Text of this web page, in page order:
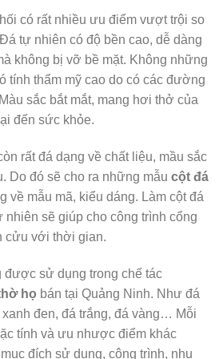
có rất nhiều ưu điểm vượt trội so
tự nhiên có độ bền cao, dễ dàng
không bị vỡ bề mặt. Không những
tính thẩm mỹ cao do có các đường
sắc bắt mắt, mang hơi thở của
đến sức khỏe.
rất đá dạng về chất liệu, mầu sắc
Do đó sẽ cho ra những mẫu cột đá
về mẫu mã, kiểu dáng. Làm cột đá
nhiên sẽ giúp cho công trình cổng
cửu với thời gian.
được sử dụng trong chế tác
họ bán tại Quảng Ninh. Như đá
đen, đá trắng, đá vàng… Mỗi
tính và ưu nhược điểm khác
đích sử dụng, công trình, nhu